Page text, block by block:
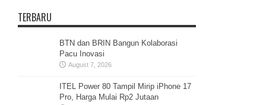
TERBARU
BTN dan BRIN Bangun Kolaborasi
Pacu Inovasi
August 7, 2026
ITEL Power 80 Tampil Mirip iPhone 17
Pro, Harga Mulai Rp2 Jutaan